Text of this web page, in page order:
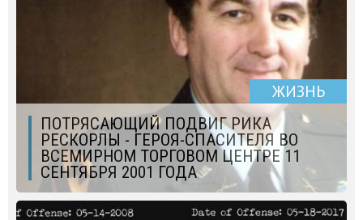
ЖИЗНЬ
ПОТРЯСАЮЩИЙ ПОДВИГ РИКА
РЕСКОРЛЫ - ГЕРОЯ-СПАСИТЕЛЯ ВО
ВСЕМИРНОМ ТОРГОВОМ ЦЕНТРЕ 11
СЕНТЯБРЯ 2001 ГОДА